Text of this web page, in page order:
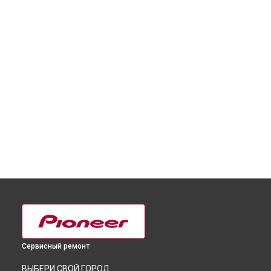
Сервисный ремонт
ВЫБЕРИ СВОЙ ГОРОД